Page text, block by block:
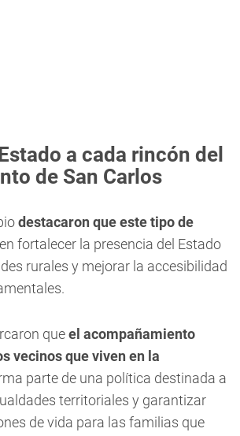
a cada rincón del
de San Carlos
destacaron que este tipo de
fortalecer la presencia del Estado
rurales y mejorar la accesibilidad
queel acompañamiento
vecinos que viven en la
parte de una política destinada a
territoriales y garantizar
de vida para las familias que